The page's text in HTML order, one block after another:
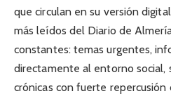
que circulan en su versión
más leídos del Diario de
constantes: temas urgentes,
directamente al entorno social,
crónicas con fuerte repercusión